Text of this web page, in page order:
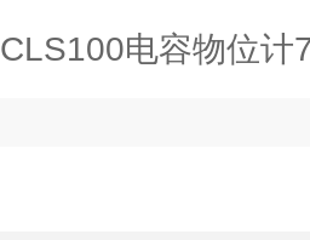
CLS100电容物位计